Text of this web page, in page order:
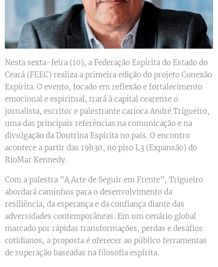
Nesta sexta-feira (10), a Federação Espírita do Estado do
Ceará (FEEC) realiza a primeira edição do projeto Conexão
Espírita. O evento, focado em reflexão e fortalecimento
emocional e espiritual, trará à capital cearense o
jornalista, escritor e palestrante carioca André Trigueiro,
uma das principais referências na comunicação e na
divulgação da Doutrina Espírita no país. O encontro
acontece a partir das 19h30, no piso L3 (Expansão) do
RioMar Kennedy.
Com a palestra "A Arte de Seguir em Frente", Trigueiro
abordará caminhos para o desenvolvimento da
resiliência, da esperança e da confiança diante das
adversidades contemporâneas. Em um cenário global
marcado por rápidas transformações, perdas e desafios
cotidianos, a proposta é oferecer ao público ferramentas
de superação baseadas na filosofia espírita.